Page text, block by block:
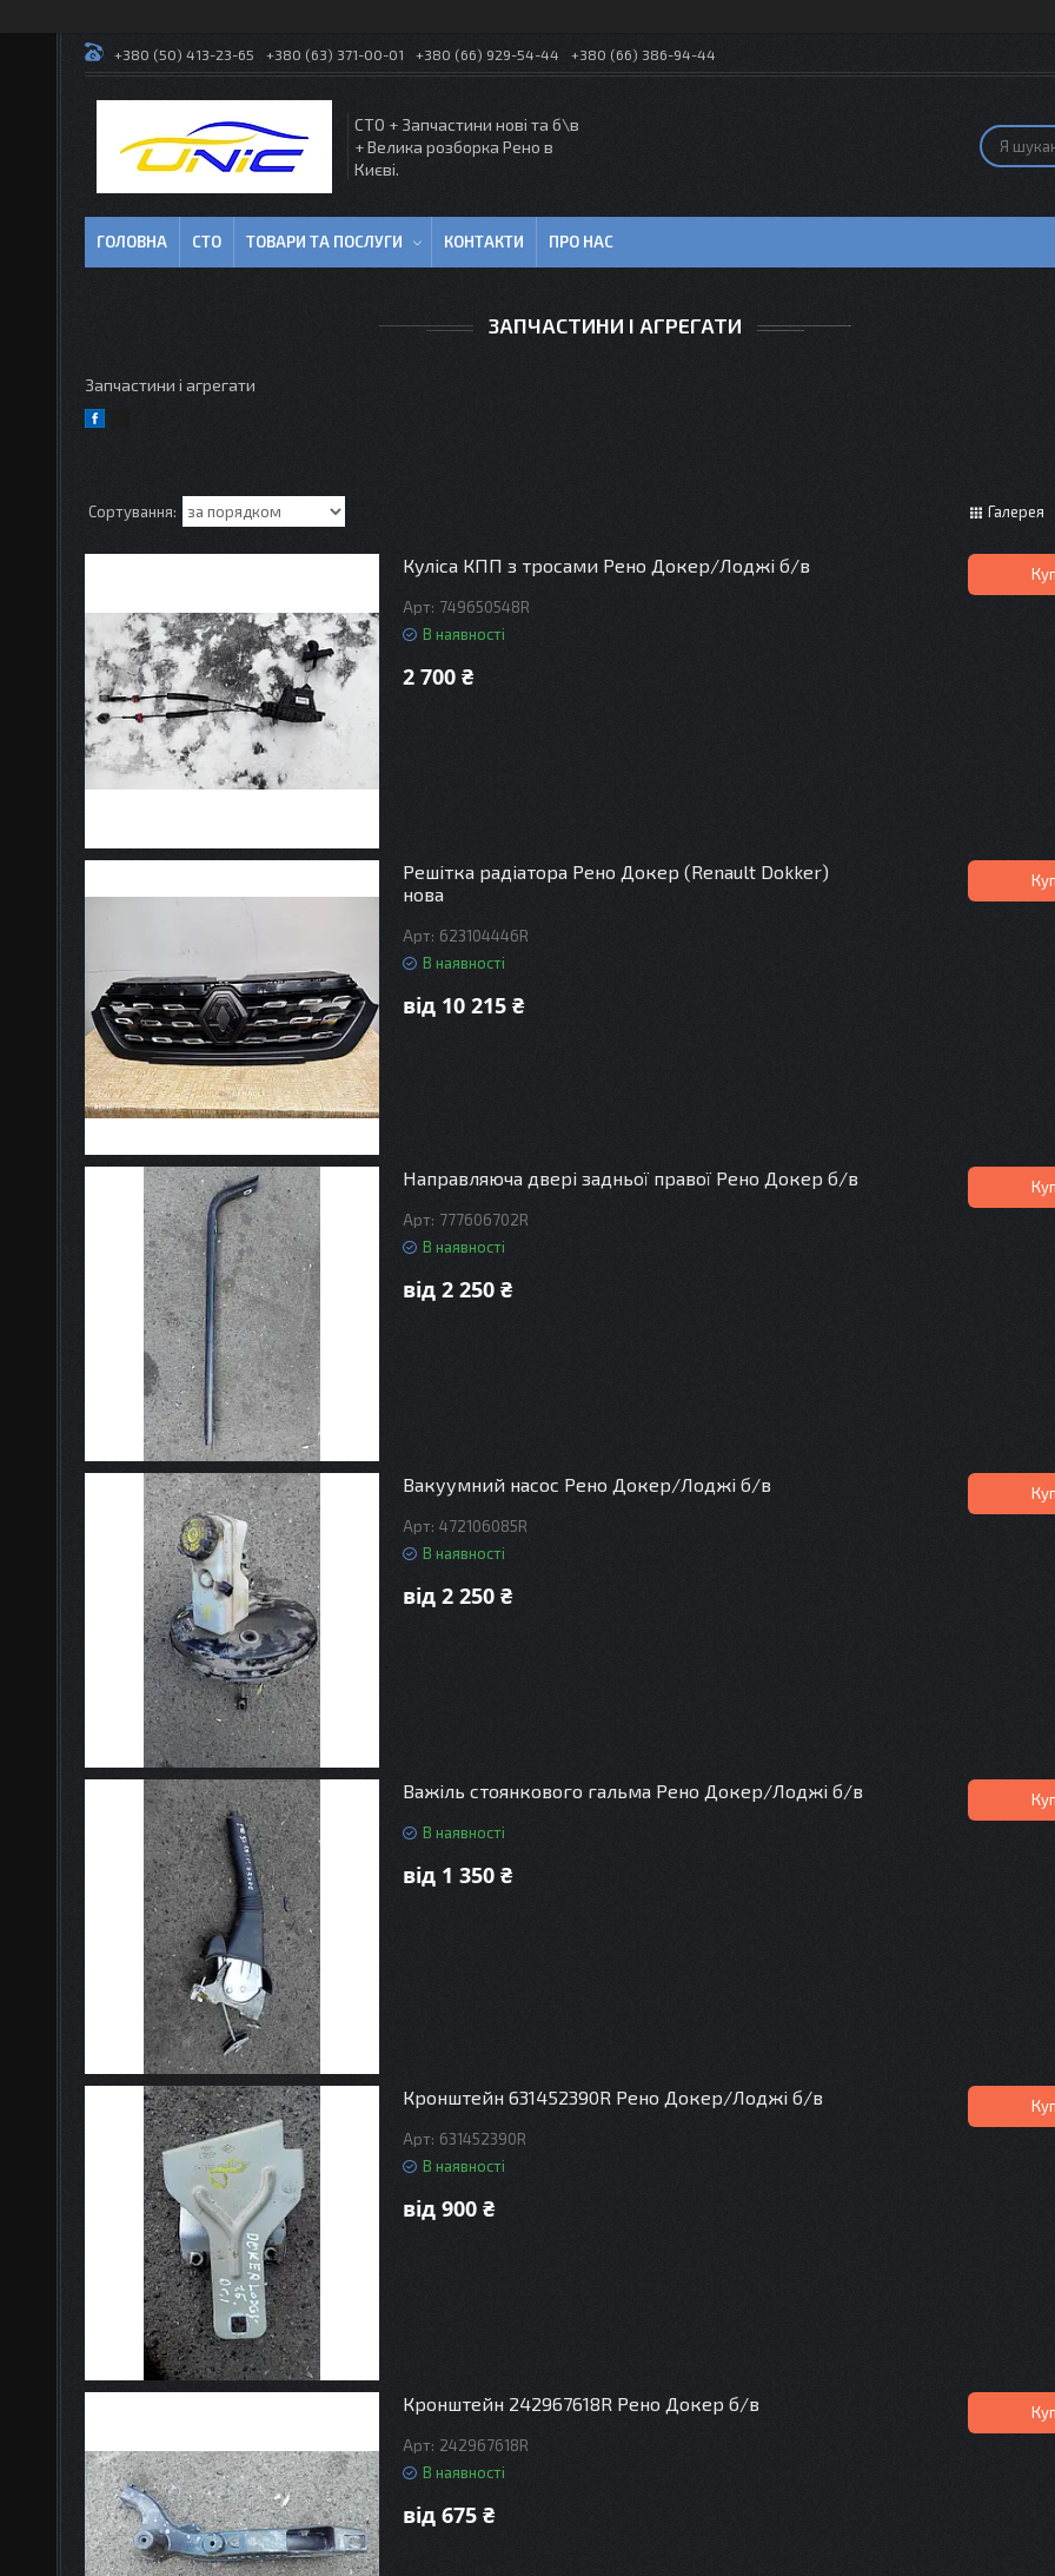
+380 (50) 413-23-65 +380 (63) 371-00-01 +380 (66) 929-54-44 +380 (66) 386-94-44
СТО + Запчастини нові та б\в
+ Велика розборка Рено в
Києві.
ГОЛОВНА СТО ТОВАРИ ТА ПОСЛУГИ КОНТАКТИ ПРО НАС
ЗАПЧАСТИНИ І АГРЕГАТИ
Запчастини і агрегати
Галерея
Куліса КПП з тросами Рено Докер/Лоджі б/в
749650548R
В наявності
2 700 ₴
Решітка радіатора Рено Докер (Renault Dokker)
нова
623104446R
В наявності
від 10 215 ₴
Направляюча двері задньої правої Рено Докер б/в
777606702R
В наявності
від 2 250 ₴
Вакуумний насос Рено Докер/Лоджі б/в
472106085R
В наявності
від 2 250 ₴
Важіль стоянкового гальма Рено Докер/Лоджі б/в
В наявності
від 1 350 ₴
Кронштейн 631452390R Рено Докер/Лоджі б/в
631452390R
В наявності
від 900 ₴
Кронштейн 242967618R Рено Докер б/в
242967618R
В наявності
від 675 ₴